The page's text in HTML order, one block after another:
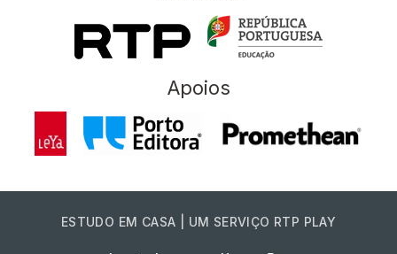
Apoios
ESTUDO EM CASA | UM SERVIÇO RTP PLAY